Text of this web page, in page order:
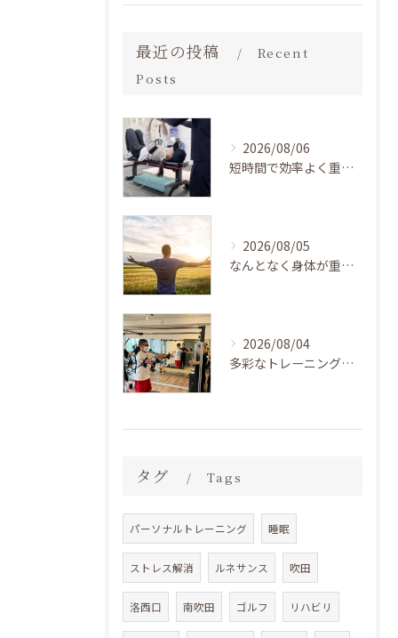
最近の投稿
Recent
Posts
2026/08/06
短時間で効率よく重いものを持たずに続けやすい、高齢の方にもおすすめの加圧トレーニング BEZEL大阪茨木店
2026/08/05
なんとなく身体が重い…自律神経の乱れに悩み続けた女性が「低負荷・短時間の加圧トレーニング」で心身の軽さを取り戻した話
2026/08/04
多彩なトレーニングプランと癒しの空間で実現するパーソナルジムとピラティスの効果的な健康づくり LAKSHIMI福島店
タグ Tags
パーソナルトレーニング 睡眠
ストレス解消 ルネサンス 吹田
洛西口 南吹田 ゴルフ リハビリ